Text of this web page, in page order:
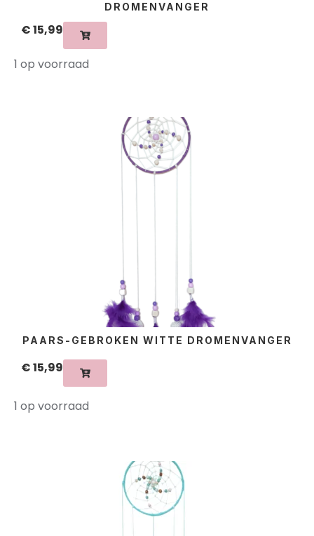
DROMENVANGER
€15,99
1 op voorraad
PAARS-GEBROKEN WITTE DROMENVANGER
€15,99
1 op voorraad